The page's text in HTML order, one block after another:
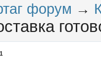
форум →
1